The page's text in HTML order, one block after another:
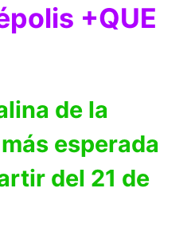
+QUE
de la
esperada
del 21 de